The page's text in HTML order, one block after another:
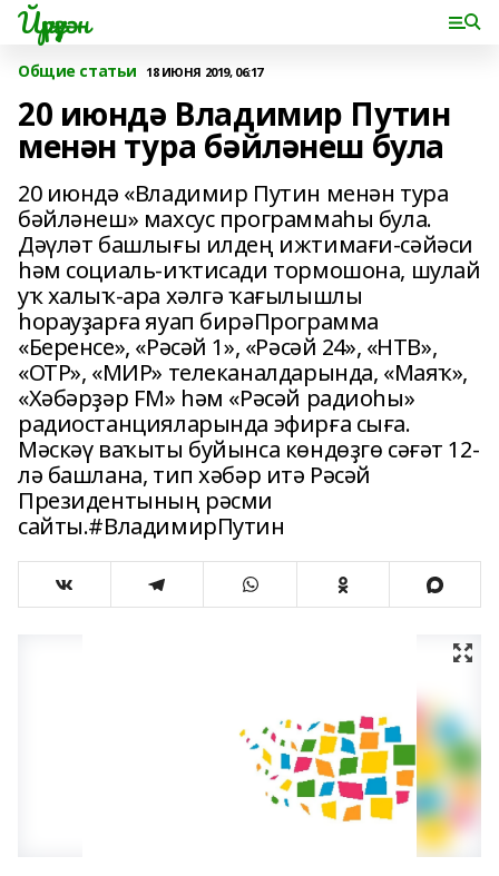
Йүрүҙән
Общие статьи 18 ИЮНЯ 2019, 06:17
20 июндә Владимир Путин
менән тура бәйләнеш була
20 июндә «Владимир Путин менән тура
бәйләнеш» махсус программаһы була.
Дәүләт башлығы илдең ижтимағи-сәйәси
һәм социаль-иҡтисади тормошона, шулай
уҡ халыҡ-ара хәлгә ҡағылышлы
һорауҙарға яуап бирәПрограмма
«Беренсе», «Рәсәй 1», «Рәсәй 24», «НТВ»,
«ОТР», «МИР» телеканалдарында, «Маяҡ»,
«Хәбәрҙәр FM» һәм «Рәсәй радиоһы»
радиостанцияларында эфирға сыға.
Мәскәү ваҡыты буйынса көндөҙгө сәғәт 12-
лә башлана, тип хәбәр итә Рәсәй
Президентының рәсми
сайты.#ВладимирПутин